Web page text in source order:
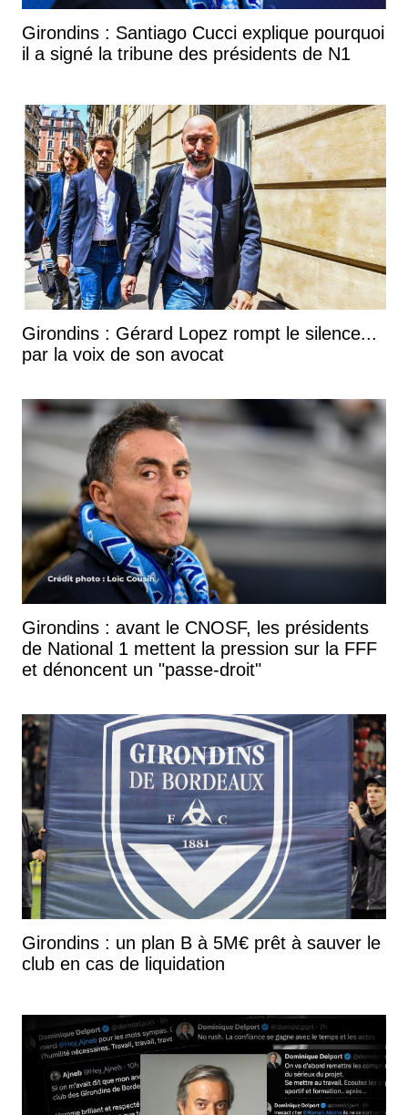
Girondins : Santiago Cucci explique pourquoi
il a signé la tribune des présidents de N1
Girondins : Gérard Lopez rompt le silence...
par la voix de son avocat
Girondins : avant le CNOSF, les présidents
de National 1 mettent la pression sur la FFF
et dénoncent un "passe-droit"
Girondins : un plan B à 5M€ prêt à sauver le
club en cas de liquidation